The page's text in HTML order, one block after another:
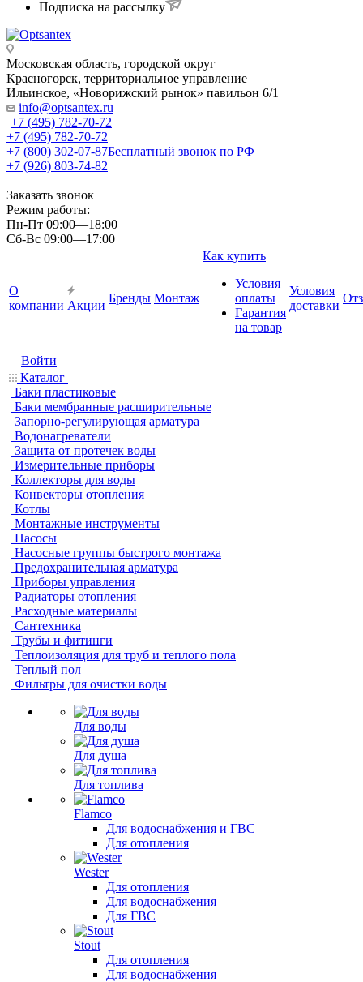
Подписка на рассылку
Московская область, городской округ
Красногорск, территориальное управление
Ильинское, «Новорижский рынок» павильон 6/1
info@optsantex.ru
+7 (495) 782-70-72
+7 (495) 782-70-72
+7 (800) 302-07-87Бесплатный звонок по РФ
+7 (926) 803-74-82
Заказать звонок
Режим работы:
Пн-Пт 09:00—18:00
Сб-Вс 09:00—17:00
О
компании Акции
Бренды Монтаж
Как купить
Условия
оплаты
Гарантия
на товар
Условия
доставки
Войти
Каталог
Баки пластиковые
Баки мембранные расширительные
Запорно-регулирующая арматура
Водонагреватели
Защита от протечек воды
Измерительные приборы
Коллекторы для воды
Конвекторы отопления
Котлы
Монтажные инструменты
Насосы
Насосные группы быстрого монтажа
Предохранительная арматура
Приборы управления
Радиаторы отопления
Расходные материалы
Сантехника
Трубы и фитинги
Теплоизоляция для труб и теплого пола
Теплый пол
Фильтры для очистки воды
Для воды
Для душа
Для топлива
Flamco
Для водоснабжения и ГВС
Для отопления
Wester
Для отопления
Для водоснабжения
Для ГВС
Stout
Для отопления
Для водоснабжения